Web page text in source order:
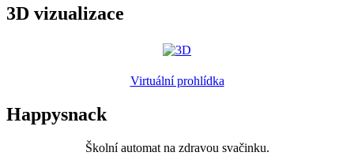
3D vizualizace
Virtuální prohlídka
Happysnack
Školní automat na zdravou svačinku.